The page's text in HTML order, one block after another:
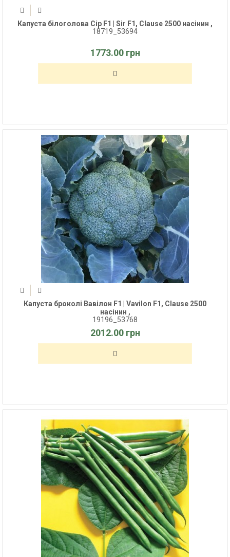
Капуста білоголова Сір F1 | Sir F1, Clause 2500 насінин ,
18719_53694
1773.00 грн
Капуста броколі Вавілон F1 | Vavilon F1, Clause 2500
насінин ,
19196_53768
2012.00 грн